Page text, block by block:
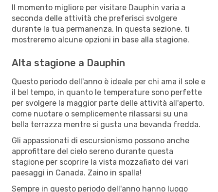
Il momento migliore per visitare Dauphin varia a
seconda delle attività che preferisci svolgere
durante la tua permanenza. In questa sezione, ti
mostreremo alcune opzioni in base alla stagione.
Alta stagione a Dauphin
Questo periodo dell'anno è ideale per chi ama il sole e
il bel tempo, in quanto le temperature sono perfette
per svolgere la maggior parte delle attività all'aperto,
come nuotare o semplicemente rilassarsi su una
bella terrazza mentre si gusta una bevanda fredda.
Gli appassionati di escursionismo possono anche
approfittare del cielo sereno durante questa
stagione per scoprire la vista mozzafiato dei vari
paesaggi in Canada. Zaino in spalla!
Sempre in questo periodo dell'anno hanno luogo